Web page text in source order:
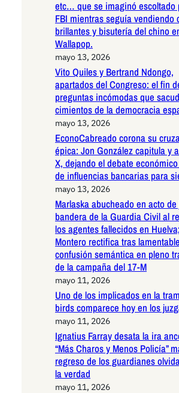
etc… que se imaginó escoltado
FBI mientras seguía vendiendo
brillantes y bisutería del chino
Wallapop.
mayo 13, 2026
Vito Quiles y Bertrand Ndongo,
apartados del Congreso: el fin
preguntas incómodas que
cimientos de la democracia
mayo 13, 2026
EconoCabreado corona su
épica: Jon González capitula y
X, dejando el debate
de influencias bancarias para
mayo 13, 2026
Marlaska abucheado en acto
bandera de la Guardia Civil al
los agentes fallecidos en Huelva;
Montero rectifica tras lamentable
confusión semántica en pleno
de la campaña del 17-M
mayo 11, 2026
Uno de los implicados en la
birds comparece hoy en los
mayo 11, 2026
Ignatius Farray desata la ira
“Más Charos y Menos Policía”
regreso de los guardianes
la verdad
mayo 11, 2026